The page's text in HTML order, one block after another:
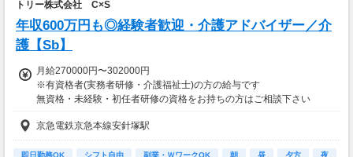
職務給制度あり：職種による
【昇給・賞与】
昇給：あり
※介護職員等特定処遇改善加算算定手当に処遇
改善費等含む
トリー株式会社 C×S
年収600万円も◎経験者歓迎・介護アドバイザー／介
護【Sb】
月給270000円〜302000円
※有資格者(実務者研修・介護福祉士)の方の給与です
無資格・未経験・初任者研修の資格をお持ちの方はご相談下さい
資格や専門スキルを身につけ年収UPが可能！
あなたに合わせた働き方
京急電鉄京急本線安針塚駅
即日勤務OK シフト自由 副業・ＷワークOK 朝 昼 夕方
夜